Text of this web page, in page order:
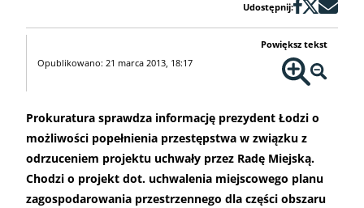
Udostępnij:
Opublikowano: 21 marca 2013, 18:17
Powiększ tekst
Prokuratura sprawdza informację prezydent Łodzi o
możliwości popełnienia przestępstwa w związku z
odrzuceniem projektu uchwały przez Radę Miejską.
Chodzi o projekt dot. uchwalenia miejscowego planu
zagospodarowania przestrzennego dla części obszaru